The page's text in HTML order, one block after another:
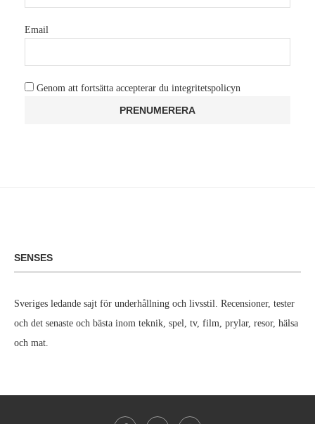
Email
Genom att fortsätta accepterar du integritetspolicyn
SENSES
Sveriges ledande sajt för underhållning och livsstil. Recensioner, tester
och det senaste och bästa inom teknik, spel, tv, film, prylar, resor, hälsa
och mat.